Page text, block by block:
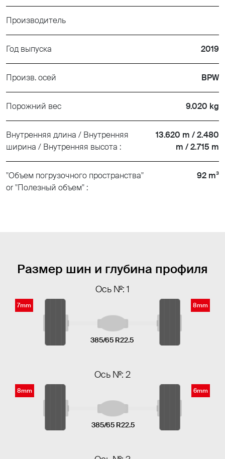
Производитель
Год выпуска 2019
Произв. осей BPW
Порожний вес 9.020 kg
Внутренняя длина / Внутренняя
ширина / Внутренняя высота :
13.620 m / 2.480
m / 2.715 m
"Объем погрузочного пространства"
or "Полезный объем" :
92 m³
Размер шин и глубина профиля
Ось №: 1
7mm
385/65 R22.5
8mm
Ось №: 2
8mm
385/65 R22.5
6mm